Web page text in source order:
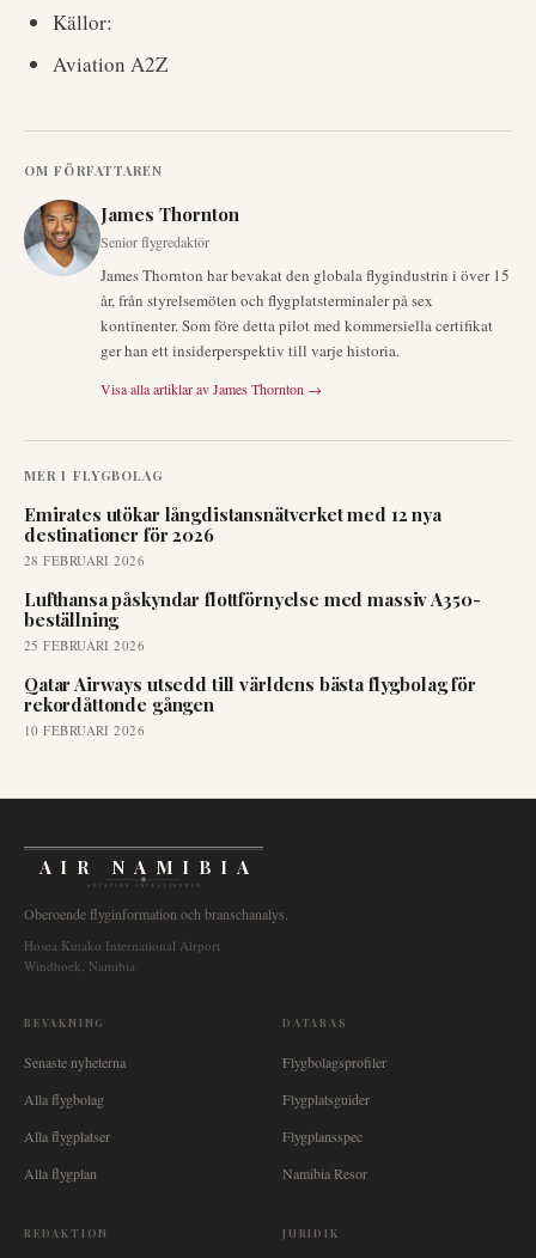
Källor:
Aviation A2Z
OM FÖRFATTAREN
James Thornton
Senior flygredaktör
James Thornton har bevakat den globala flygindustrin i över 15
år, från styrelsemöten och flygplatsterminaler på sex
kontinenter. Som före detta pilot med kommersiella certifikat
ger han ett insiderperspektiv till varje historia.
Visa alla artiklar avJames Thornton →
MER I FLYGBOLAG
Emirates utökar långdistansnätverket med 12 nya
destinationer för 2026
28 FEBRUARI 2026
Lufthansa påskyndar flottförnyelse med massiv A350-
beställning
25 FEBRUARI 2026
Qatar Airways utsedd till världens bästa flygbolag för
rekordåttonde gången
10 FEBRUARI 2026
AIR NAMIBIA
AVIATION INTELLIGENCE
Oberoende flyginformation och branschanalys.
Hosea Kutako International Airport
Windhoek, Namibia
BEVAKNING
Senaste nyheterna
Alla flygbolag
Alla flygplatser
Alla flygplan
DATABAS
Flygbolagsprofiler
Flygplatsguider
Flygplansspec
Namibia Resor
REDAKTION JURIDIK